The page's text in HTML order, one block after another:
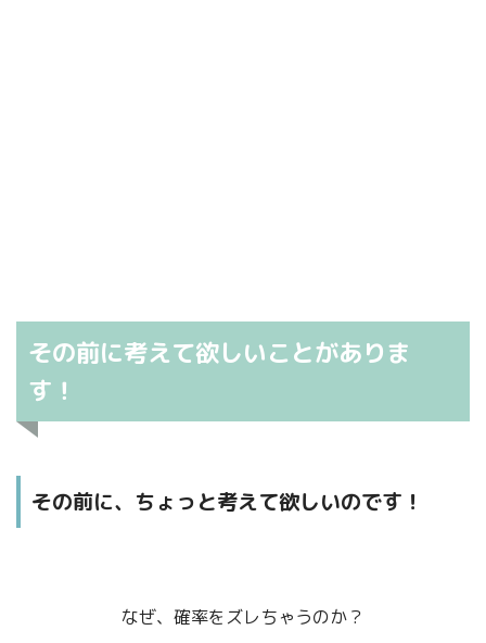
その前に考えて欲しいことがありま
す！
その前に、ちょっと考えて欲しいのです！
なぜ、確率をズレちゃうのか？